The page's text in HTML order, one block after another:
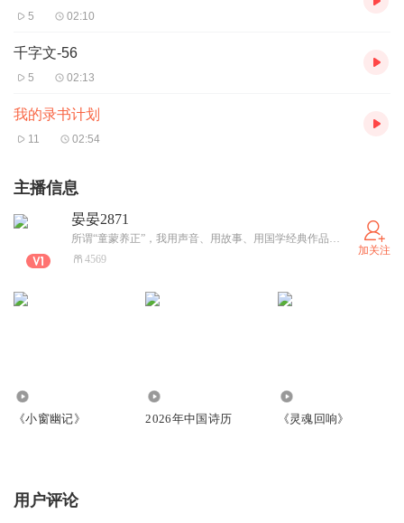
5 02:10
千字文-56
5 02:13
我的录书计划
11 02:54
主播信息
晏晏2871
所谓“童蒙养正”，我用声音、用故事、用国学经典作品，引领孩童成长，修心养性。 我也用故事给成年人提供心灵栖息地。
4569
加关注
《小窗幽记》 2026年中国诗历 《灵魂回响》
用户评论